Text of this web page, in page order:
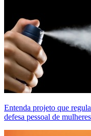
Entenda projeto que
defesa pessoal de mulheres